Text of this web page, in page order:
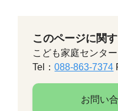
このページに関
こども家庭センター
Tel：088-863-7374
お問い